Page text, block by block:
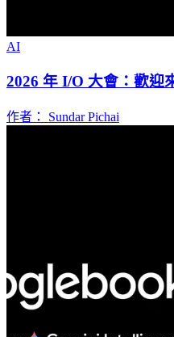
AI
2026 年 I/O 大會：歡迎
作者： Sundar Pichai